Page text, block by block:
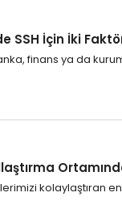
SSH İçin İki
finans ya da
kolaylaştıran